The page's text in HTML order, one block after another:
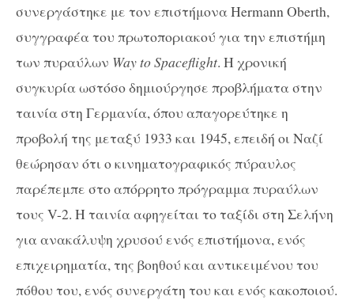
συνεργάστηκε με τον επιστήμονα Hermann Oberth,
συγγραφέα του πρωτοποριακού για την επιστήμη
των πυραύλων Way to Spaceflight. Η χρονική
συγκυρία ωστόσο δημιούργησε προβλήματα στην
ταινία στη Γερμανία, όπου απαγορεύτηκε η
προβολή της μεταξύ 1933 και 1945, επειδή οι Ναζί
θεώρησαν ότι ο κινηματογραφικός πύραυλος
παρέπεμπε στο απόρρητο πρόγραμμα πυραύλων
τους V-2. Η ταινία αφηγείται το ταξίδι στη Σελήνη
για ανακάλυψη χρυσού ενός επιστήμονα, ενός
επιχειρηματία, της βοηθού και αντικειμένου του
πόθου του, ενός συνεργάτη του και ενός κακοποιού.